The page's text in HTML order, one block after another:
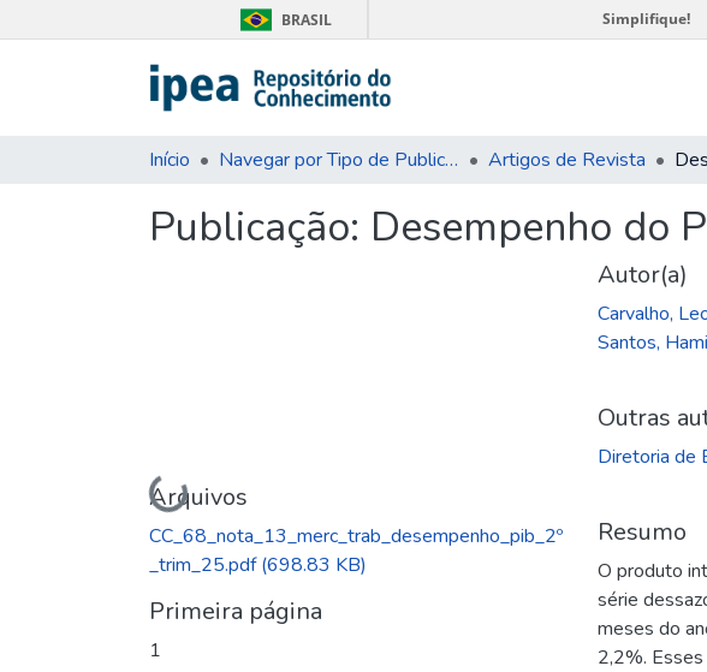
BRASIL Simplifique!
Início Navegar por Tipo de Publicação Artigos de Revista
Publicação: Desempenho do
Carregando...
Arquivos
CC_68_nota_13_merc_trab_desempenho_pib_2º
_trim_25.pdf(698.83 KB)
Primeira página
1
Autor(a)
Carvalho,
Santos,
Outras
Diretoria de
Resumo
O produto
série
meses do
2,2%.